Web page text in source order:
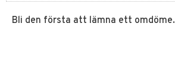
Bli den första att lämna ett omdöme.